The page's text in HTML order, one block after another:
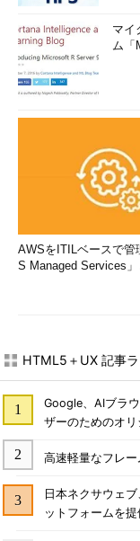
マイ
ム「
AWSをITILベースで管
S Managed Services」
HTML5＋UX 記事
Google、AIブラ
ザーのためのオ
高速軽量なフレー
日本ネクサウェ
ットフォームを